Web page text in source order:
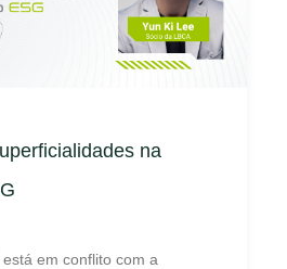
na
em conflito com a